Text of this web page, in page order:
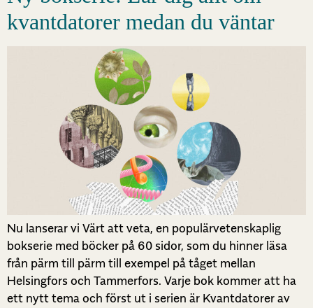
kvantdatorer medan du väntar
Nu lanserar vi Värt att veta, en populärvetenskaplig
bokserie med böcker på 60 sidor, som du hinner läsa
från pärm till pärm till exempel på tåget mellan
Helsingfors och Tammerfors. Varje bok kommer att ha
ett nytt tema och först ut i serien är Kvantdatorer av